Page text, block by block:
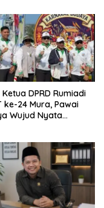
Ketua DPRD Rumiadi
ke-24 Mura, Pawai
Wujud Nyata